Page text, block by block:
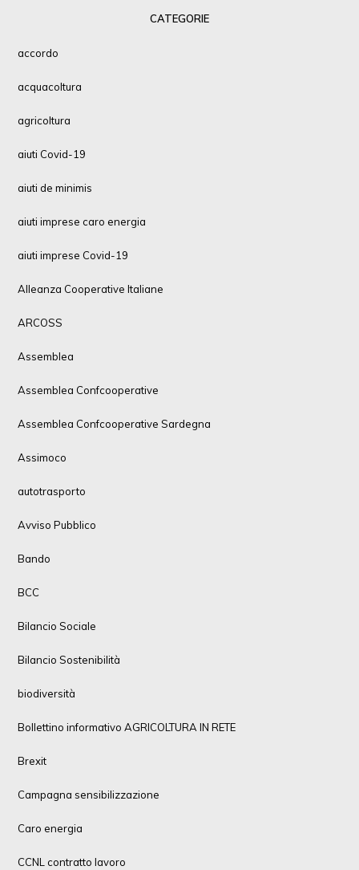
CATEGORIE
accordo
acquacoltura
agricoltura
aiuti Covid-19
aiuti de minimis
aiuti imprese caro energia
aiuti imprese Covid-19
Alleanza Cooperative Italiane
ARCOSS
Assemblea
Assemblea Confcooperative
Assemblea Confcooperative Sardegna
Assimoco
autotrasporto
Avviso Pubblico
Bando
BCC
Bilancio Sociale
Bilancio Sostenibilità
biodiversità
Bollettino informativo AGRICOLTURA IN RETE
Brexit
Campagna sensibilizzazione
Caro energia
CCNL contratto lavoro